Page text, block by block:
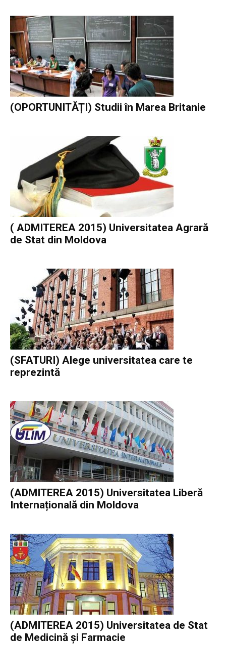
(OPORTUNITĂȚI) Studii în Marea Britanie
( ADMITEREA 2015) Universitatea Agrară
de Stat din Moldova
(SFATURI) Alege universitatea care te
reprezintă
(ADMITEREA 2015) Universitatea Liberă
Internațională din Moldova
(ADMITEREA 2015) Universitatea de Stat
de Medicină și Farmacie